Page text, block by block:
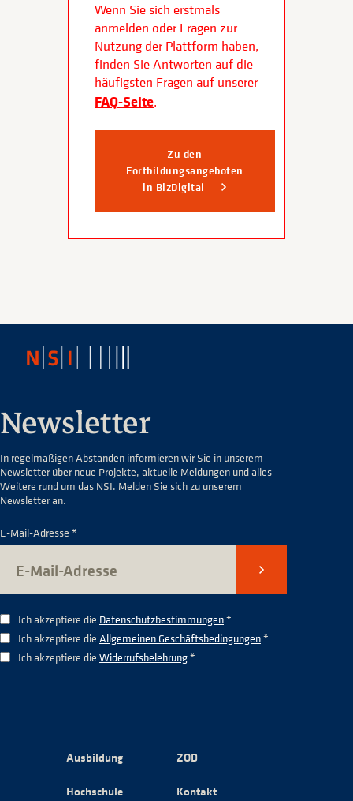
Wenn Sie sich erstmals
anmelden oder Fragen zur
Nutzung der Plattform haben,
finden Sie Antworten auf die
häufigsten Fragen auf unserer
FAQ-Seite.
Zu den
Fortbildungsangeboten
in BizDigital
Newsletter
In regelmäßigen Abständen informieren wir Sie in unserem
Newsletter über neue Projekte, aktuelle Meldungen und alles
Weitere rund um das NSI. Melden Sie sich zu unserem
Newsletter an.
E-Mail-Adresse *
Senden
Ich akzeptiere die Datenschutzbestimmungen*
Ich akzeptiere die Allgemeinen Geschäftsbedingungen*
Ich akzeptiere die Widerrufsbelehrung*
Ausbildung
Hochschule
ZOD
Kontakt